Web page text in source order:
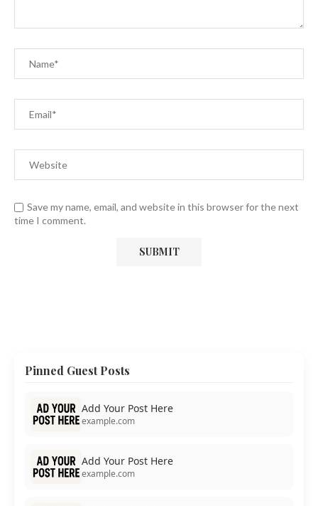
Save my name, email, and website in this browser for the next
time I comment.
Pinned Guest Posts
Add Your Post Here
example.com
Add Your Post Here
example.com